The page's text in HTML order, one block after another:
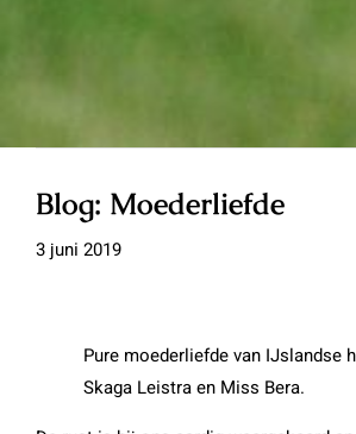
Blog: Moederliefde
3 juni 2019
Pure moederliefde van IJslandse
Skaga Leistra en Miss Bera.